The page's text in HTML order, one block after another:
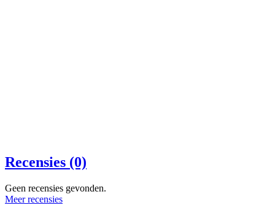
Recensies (0)
Geen recensies gevonden.
Meer recensies